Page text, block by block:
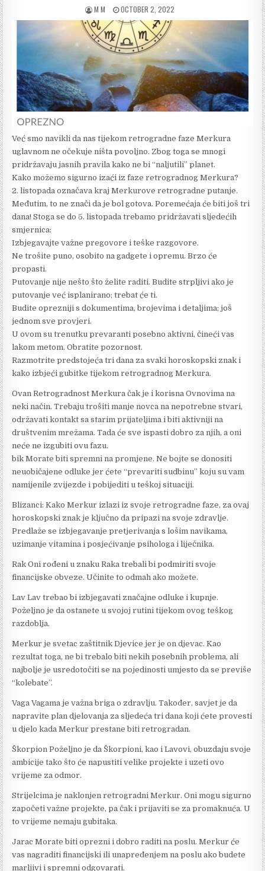
AUTHOR:
M M
PUBLISHED
DATE:
OCTOBER 2, 2022
Već smo navikli da nas tijekom retrogradne faze Merkura
uglavnom ne očekuje ništa povoljno. Zbog toga se mnogi
pridržavaju jasnih pravila kako ne bi “naljutili” planet.
Kako možemo sigurno izaći iz faze retrogradnog Merkura?
2. listopada označava kraj Merkurove retrogradne putanje.
Međutim, to ne znači da je bol gotova. Poremećaja će biti još tri
dana! Stoga se do 5. listopada trebamo pridržavati sljedećih
smjernica:
Izbjegavajte važne pregovore i teške razgovore.
Ne trošite puno, osobito na gadgete i opremu. Brzo će
propasti.
Putovanje nije nešto što želite raditi. Budite strpljivi ako je
putovanje već isplanirano; trebat će ti.
Budite oprezniji s dokumentima, brojevima i detaljima; još
jednom sve provjeri.
U ovom su trenutku prevaranti posebno aktivni, čineći vas
lakom metom. Obratite pozornost.
Razmotrite predstojeća tri dana za svaki horoskopski znak i
kako izbjeći gubitke tijekom retrogradnog Merkura.
Ovan Retrogradnost Merkura čak je i korisna Ovnovima na
neki način. Trebaju trošiti manje novca na nepotrebne stvari,
održavati kontakt sa starim prijateljima i biti aktivniji na
društvenim mrežama. Tada će sve ispasti dobro za njih, a oni
neće ne izgubiti ovu fazu.
bik Morate biti spremni na promjene. Ne bojte se donositi
neuobičajene odluke jer ćete “prevariti sudbinu” koju su vam
namijenile zvijezde i pobijediti u teškoj situaciji.
Blizanci: Kako Merkur izlazi iz svoje retrogradne faze, za ovaj
horoskopski znak je ključno da pripazi na svoje zdravlje.
Predlaže se izbjegavanje pretjerivanja s lošim navikama,
uzimanje vitamina i posjećivanje psihologa i liječnika.
Rak Oni rođeni u znaku Raka trebali bi podmiriti svoje
financijske obveze. Učinite to odmah ako možete.
Lav Lav trebao bi izbjegavati značajne odluke i kupnje.
Poželjno je da ostanete u svojoj rutini tijekom ovog teškog
razdoblja.
Merkur je svetac zaštitnik Djevice jer je on djevac. Kao
rezultat toga, ne bi trebalo biti nekih posebnih problema, ali
najbolje je usredotočiti se na pojedinosti umjesto da se previše
“kolebate”.
Vaga Vagama je važna briga o zdravlju. Također, savjet je da
napravite plan djelovanja za sljedeća tri dana koji ćete provesti
u djelo kada Merkur prestane biti retrogradan.
Škorpion Poželjno je da Škorpioni, kao i Lavovi, obuzdaju svoje
ambicije tako što će napustiti velike projekte i uzeti ovo
vrijeme za odmor.
Strijelcima je naklonjen retrogradni Merkur. Oni mogu sigurno
započeti važne projekte, pa čak i prijaviti se za promaknuća. U
to vrijeme nemaju gubitaka.
Jarac Morate biti oprezni i dobro raditi na poslu. Merkur će
vas nagraditi financijski ili unapređenjem na poslu ako budete
marljivi i spremni odgovarati.